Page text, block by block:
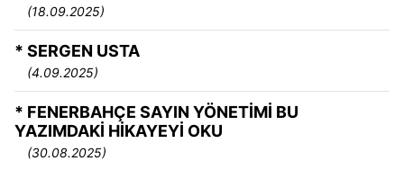
(18.09.2025)
* SERGEN USTA
(4.09.2025)
* FENERBAHÇE SAYIN YÖNETİMİ BU
YAZIMDAKİ HİKAYEYİ OKU
(30.08.2025)